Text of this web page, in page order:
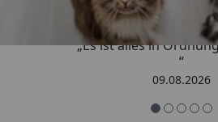
„Es ist alles in
“
09.08.2026